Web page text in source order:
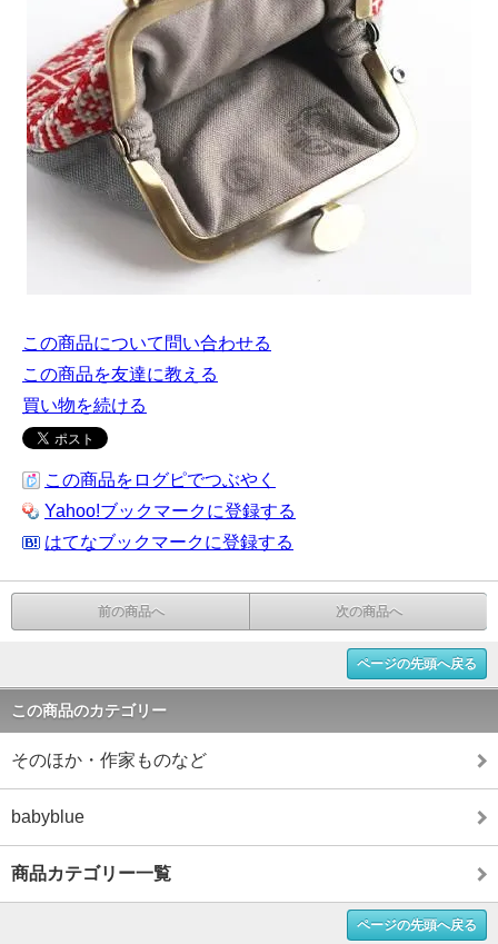
この商品について問い合わせる
この商品を友達に教える
買い物を続ける
この商品をログピでつぶやく
Yahoo!ブックマークに登録する
はてなブックマークに登録する
前の商品へ 次の商品へ
ページの先頭へ戻る
この商品のカテゴリー
そのほか・作家ものなど
babyblue
商品カテゴリー一覧
ページの先頭へ戻る